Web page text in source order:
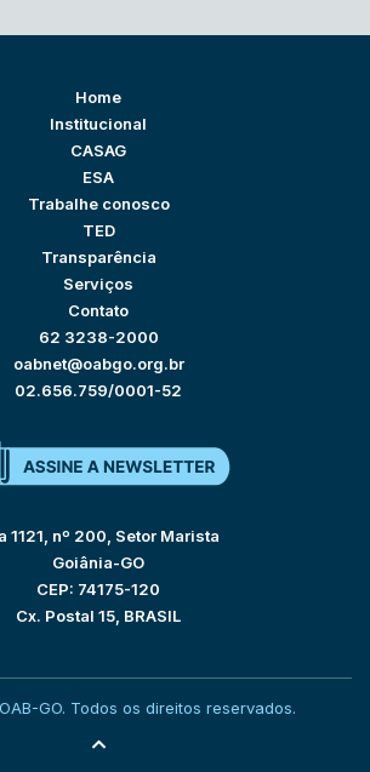
Home
Institucional
CASAG
ESA
Trabalhe conosco
TED
Transparência
Serviços
Contato
62 3238-2000
oabnet@oabgo.org.br
02.656.759/0001-52
1121, nº 200, Setor Marista
Goiânia-GO
CEP: 74175-120
Cx. Postal 15, BRASIL
GO. Todos os direitos reservados.